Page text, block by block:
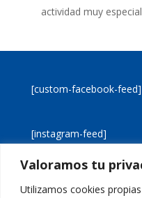
Valoramos tu
Utilizamos cookies
actividad muy
[custom-facebook-feed]
[instagram-feed]